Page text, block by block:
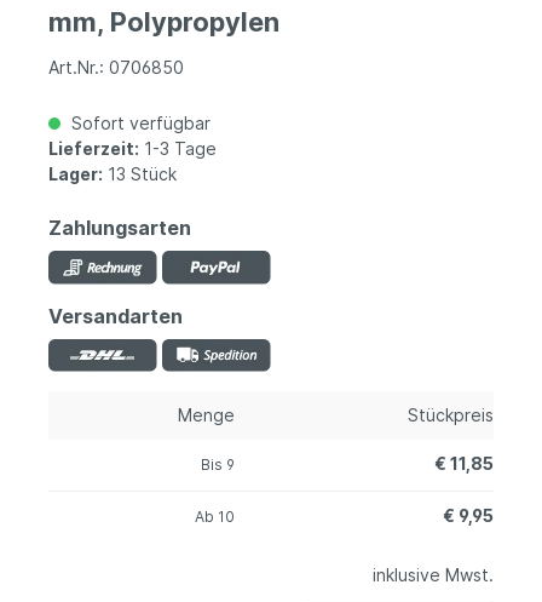
mm, Polypropylen
Art.Nr.: 0706850
Sofort verfügbar
Lieferzeit: 1-3 Tage
Lager: 13 Stück
Zahlungsarten
Versandarten
Menge Stückpreis
Bis 9 € 11,85
Ab 10 € 9,95
inklusive Mwst.